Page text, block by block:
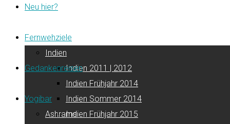
Neu hier?
Fernwehziele
Indien
Indien 2011 | 2012
Indien Frühjahr 2014
Indien Sommer 2014
Indien Frühjahr 2015
Gedankenreisen
Yogibar
Ashrams